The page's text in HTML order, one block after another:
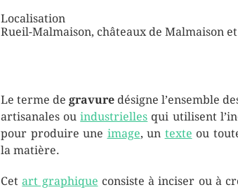
Localisation
Rueil-Malmaison, châteaux de Malmaison
Le terme de gravure désigne l’ensemble
artisanales ouindustrielles qui utilisent
pour produire une image, un texte ou
la matière.
Cetart graphique consiste à inciser ou à